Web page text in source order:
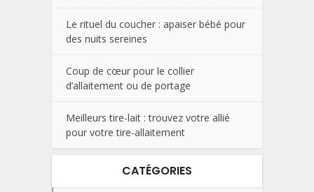
Le rituel du coucher : apaiser bébé pour
des nuits sereines
Coup de cœur pour le collier
d’allaitement ou de portage
Meilleurs tire-lait : trouvez votre allié
pour votre tire-allaitement
CATÉGORIES